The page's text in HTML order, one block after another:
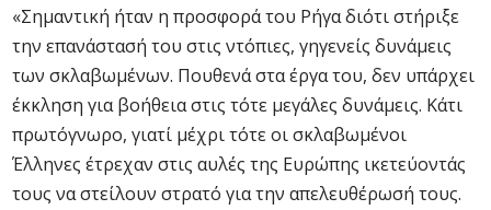
«Σημαντική ήταν η προσφορά του Ρήγα διότι στήριξε
την επανάστασή του στις ντόπιες, γηγενείς δυνάμεις
των σκλαβωμένων. Πουθενά στα έργα του, δεν υπάρχει
έκκληση για βοήθεια στις τότε μεγάλες δυνάμεις. Κάτι
πρωτόγνωρο, γιατί μέχρι τότε οι σκλαβωμένοι
Έλληνες έτρεχαν στις αυλές της Ευρώπης ικετεύοντάς
τους να στείλουν στρατό για την απελευθέρωσή τους.